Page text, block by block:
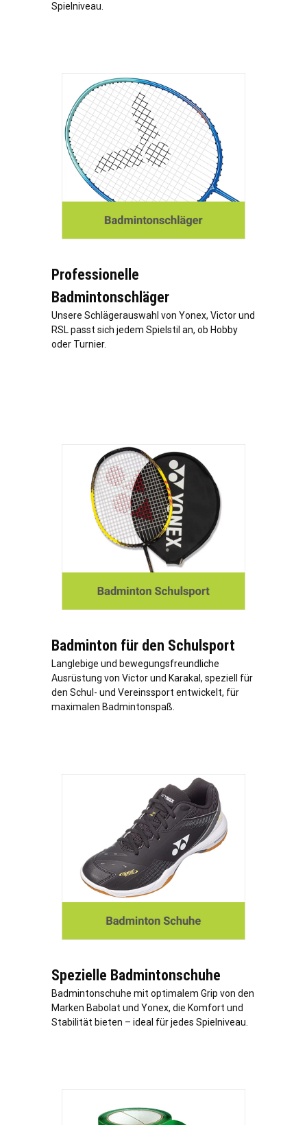
Spielniveau.
Professionelle
Badmintonschläger
Unsere Schlägerauswahl von Yonex, Victor und
RSL passt sich jedem Spielstil an, ob Hobby
oder Turnier.
Badminton für den Schulsport
Langlebige und bewegungsfreundliche
Ausrüstung von Victor und Karakal, speziell für
den Schul- und Vereinssport entwickelt, für
maximalen Badmintonspaß.
Spezielle Badmintonschuhe
Badmintonschuhe mit optimalem Grip von den
Marken Babolat und Yonex, die Komfort und
Stabilität bieten – ideal für jedes Spielniveau.